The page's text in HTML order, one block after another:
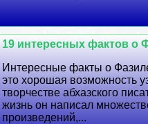
19 интересных фактов о
Интересные факты о
это хорошая возможность
творчестве абхазского
жизнь он написал
произведений,...